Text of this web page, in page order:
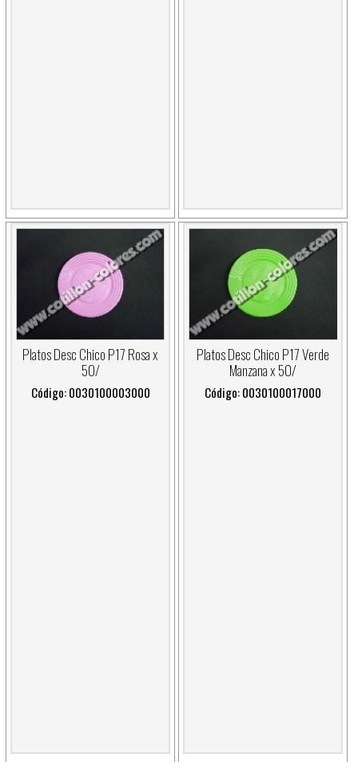
Platos Desc Chico P17 Rosa x
50/
Código: 0030100003000
Platos Desc Chico P17 Verde
Manzana x 50/
Código: 0030100017000